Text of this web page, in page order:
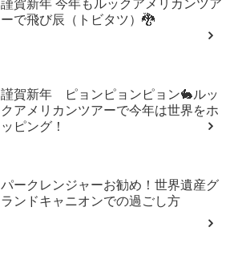
謹賀新年 今年もルックアメリカンツア
ーで飛び辰（トビタツ）🐉
謹賀新年 ピョンピョンピョン🐇ルッ
クアメリカンツアーで今年は世界をホ
ッピング！
パークレンジャーお勧め！世界遺産グ
ランドキャニオンでの過ごし方